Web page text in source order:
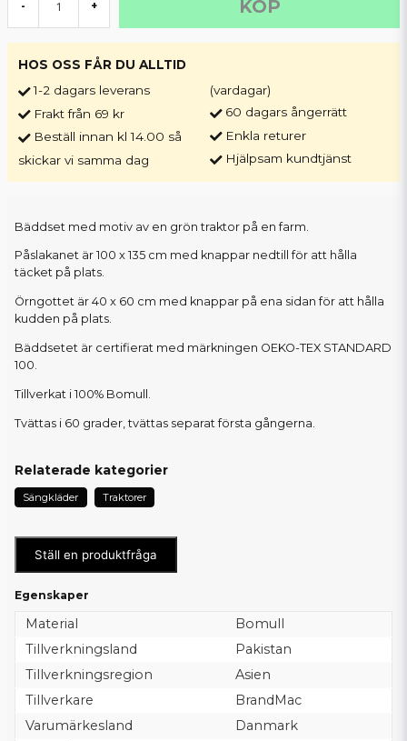
- + KÖP
HOS OSS FÅR DU ALLTID
1-2 dagars leverans
Frakt från 69 kr
Beställ innan kl 14.00 så
skickar vi samma dag
(vardagar)
60 dagars ångerrätt
Enkla returer
Hjälpsam kundtjänst
Bäddset med motiv av en grön traktor på en farm.
Påslakanet är 100 x 135 cm med knappar nedtill för att hålla
täcket på plats.
Örngottet är 40 x 60 cm med knappar på ena sidan för att hålla
kudden på plats.
Bäddsetet är certifierat med märkningen OEKO-TEX STANDARD
100.
Tillverkat i 100% Bomull.
Tvättas i 60 grader, tvättas separat första gångerna.
Relaterade kategorier
Sängkläder Traktorer
Ställ en produktfråga
Egenskaper
Material
Bomull
Tillverkningsland
Pakistan
Tillverkningsregion
Asien
Tillverkare
BrandMac
Varumärkesland
Danmark